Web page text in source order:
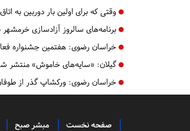
وقتی که برای اولین بار دوربین به
برنامه‌های سالروز آزادسازی خرمشهر
خراسان رضوی: هفتمین جشنواره
گیلان: «سایه‌های خاموش» منتشر
خراسان رضوی: ورکشاپ گذر از
صفحه نخست مبشر صبح